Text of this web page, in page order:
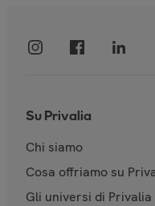
Su Privalia
Chi siamo
Cosa offriamo su
Gli universi di Privalia